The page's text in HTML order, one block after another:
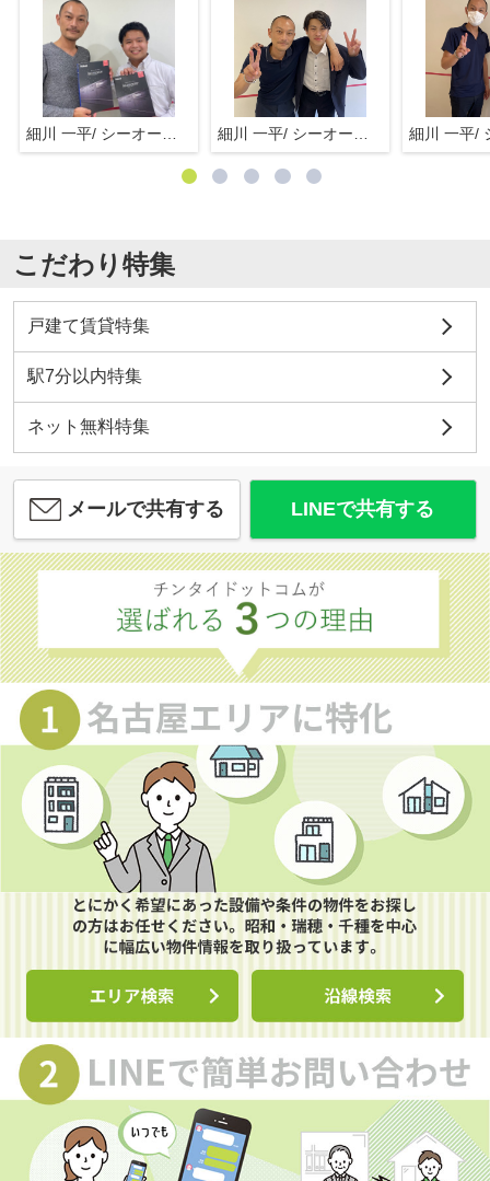
こだわり特集
戸建て賃貸特集
駅7分以内特集
ネット無料特集
メールで共有する LINEで共有する